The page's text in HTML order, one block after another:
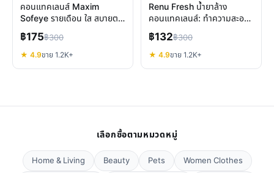
คอนแทคเลนส์ Maxim
Sofeye รายเดือน ใส สบายตา
ปกป้อง UV แสงสีฟ้า
฿175฿300
★ 4.9ขาย 1.2K+
Renu Fresh น้ำยาล้าง
คอนแทคเลนส์: ทำความสะอาด
ล้ำลึก สบายตาเหมือนใหม่
฿132฿300
★ 4.9ขาย 1.2K+
เลือกซื้อตามหมวดหมู่
Home & Living Beauty Pets
Women Clothes